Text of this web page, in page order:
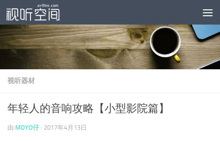
跳至内容
视听器材
年轻人的音响攻略【小型影院篇】
由 MOYO仔 · 2017年4月13日